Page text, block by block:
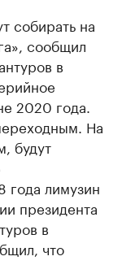
собирать на
сообщил
в
2020 года.
На
будут
года лимузин
президента
в
что